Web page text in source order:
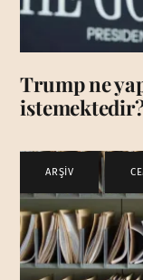
Trump ne
ARŞİV